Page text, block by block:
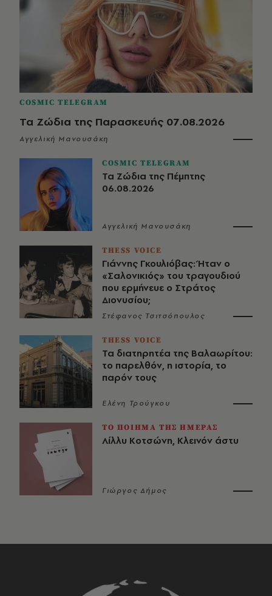
COSMIC TELEGRAM
Τα Ζώδια της Παρασκευής 07.08.2026
Αγγελική Μανουσάκη
COSMIC TELEGRAM
Τα Ζώδια της Πέμπτης
06.08.2026
Αγγελική Μανουσάκη
THESS VOICE
Γιάννης Γκουλιόβας: Ήταν ο
«Σαλονικιός» του τραγουδιού
που ερμήνευε ο Στράτος
Διονυσίου;
Στέφανος Τσιτσόπουλος
THESS VOICE
Τα διατηρητέα της Βαλαωρίτου:
το παρελθόν, η ιστορία, το
παρόν τους
Ελένη Τρούγκου
ΤΟ ΠΟΙΗΜΑ ΤΗΣ ΗΜΕΡΑΣ
Λίλλυ Κοτσώνη, Κλεινόν άστυ
Γιώργος Δήμος